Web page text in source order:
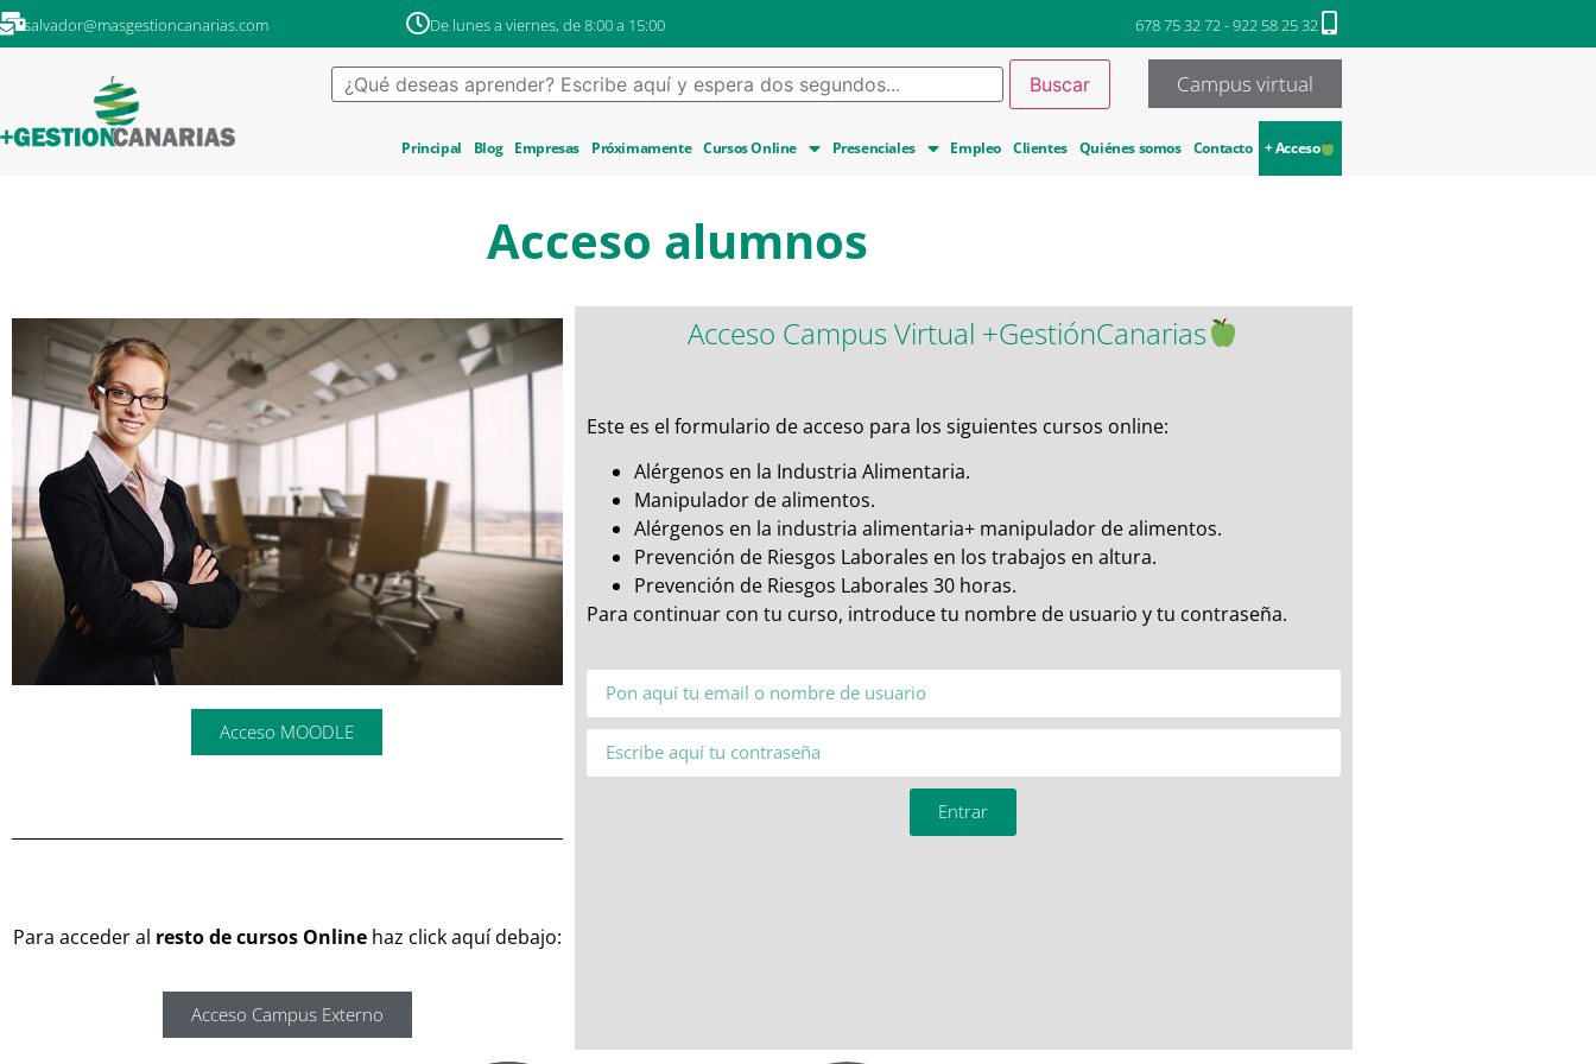
salvador@masgestioncanarias.com De lunes a viernes, de 8:00 a 15:00 678 75 32 72 - 922 58 25 32
Campus virtual
Principal Blog Empresas Próximamente Cursos Online Presenciales Empleo Clientes Quiénes somos Contacto + Acceso
Acceso alumnos
Acceso MOODLE
Para acceder al resto de cursos Onlinehaz click aquí debajo:
Acceso Campus Externo
Acceso Campus Virtual +GestiónCanarias
Este es el formulario de acceso para los siguientes cursos online:
Alérgenos en la Industria Alimentaria.
Manipulador de alimentos.
Alérgenos en la industria alimentaria+ manipulador de alimentos.
Prevención de Riesgos Laborales en los trabajos en altura.
Prevención de Riesgos Laborales 30 horas.
Para continuar con tu curso, introduce tu nombre de usuario y tu contraseña.
Entrar